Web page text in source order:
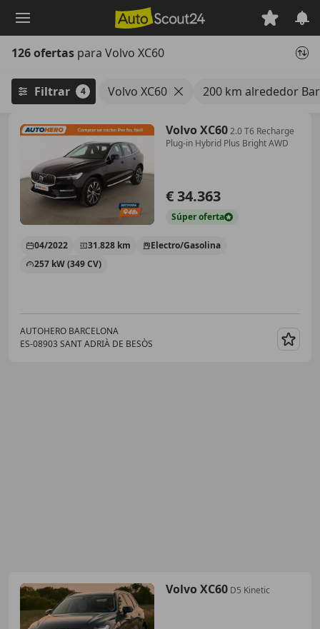
principal
126 ofertas para Volvo XC60
Filtrar 4 Volvo XC60 200 km alrededor
Volvo XC602.0 T6 Recharge
Plug-in Hybrid Plus Bright AWD
€ 34.363
Súperoferta
04/2022 31.828 km
Electro/Gasolina
257 kW (349 CV)
AUTOHERO BARCELONA
ES-08903 SANT ADRIÀ DE BESÒS
Volvo XC60 D5 Kinetic